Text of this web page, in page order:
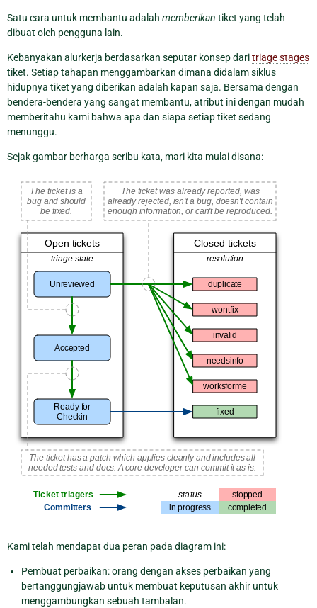
Satu cara untuk membantu adalah memberikan tiket yang telah
dibuat oleh pengguna lain.
Kebanyakan alurkerja berdasarkan seputar konsep daritriage stages
tiket. Setiap tahapan menggambarkan dimana didalam siklus
hidupnya tiket yang diberikan adalah kapan saja. Bersama dengan
bendera-bendera yang sangat membantu, atribut ini dengan mudah
memberitahu kami bahwa apa dan siapa setiap tiket sedang
menunggu.
Sejak gambar berharga seribu kata, mari kita mulai disana:
Kami telah mendapat dua peran pada diagram ini:
Pembuat perbaikan: orang dengan akses perbaikan yang
bertanggungjawab untuk membuat keputusan akhir untuk
menggambungkan sebuah tambalan.